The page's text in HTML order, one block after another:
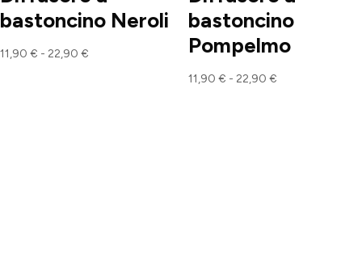
bastoncino Neroli
11,90 € - 22,90 €
bastoncino
Pompelmo
11,90 € - 22,90 €Fascia